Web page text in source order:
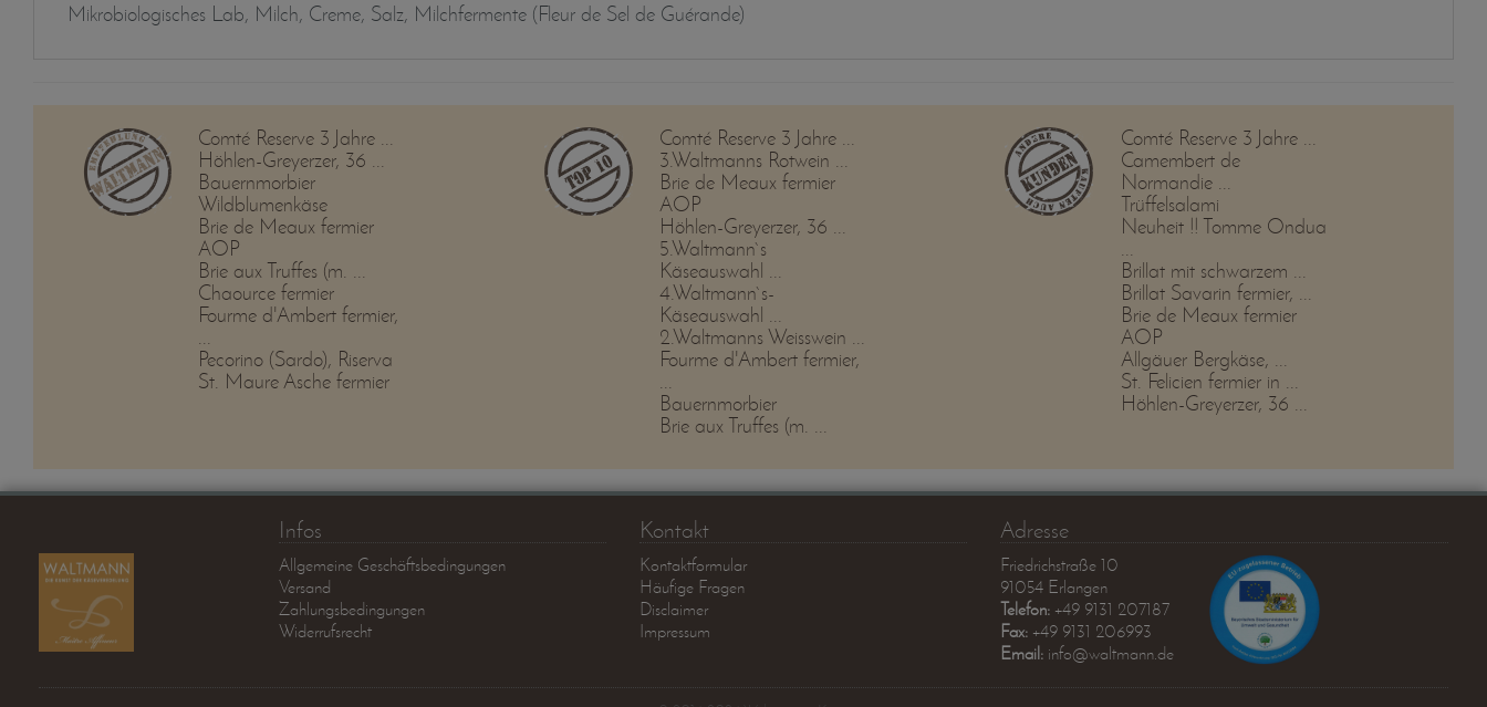
Mikrobiologisches Lab, Milch, Creme, Salz, Milchfermente (Fleur de Sel de Guérande)
Comté Reserve 3 Jahre ...
Höhlen-Greyerzer, 36 ...
Bauernmorbier
Wildblumenkäse
Brie de Meaux fermier
AOP
Brie aux Truffes (m. ...
Chaource fermier
Fourme d'Ambert fermier,
...
Pecorino (Sardo), Riserva
St. Maure Asche fermier
Comté Reserve 3 Jahre ...
3.Waltmanns Rotwein ...
Brie de Meaux fermier
AOP
Höhlen-Greyerzer, 36 ...
5.Waltmann`s
Käseauswahl ...
4.Waltmann`s-
Käseauswahl ...
2.Waltmanns Weisswein ...
Fourme d'Ambert fermier,
...
Bauernmorbier
Brie aux Truffes (m. ...
Comté Reserve 3 Jahre ...
Camembert de
Normandie ...
Trüffelsalami
Neuheit !! Tomme Ondua
...
Brillat mit schwarzem ...
Brillat Savarin fermier, ...
Brie de Meaux fermier
AOP
Allgäuer Bergkäse, ...
St. Felicien fermier in ...
Höhlen-Greyerzer, 36 ...
Infos
Allgemeine Geschäftsbedingungen
Versand
Zahlungsbedingungen
Widerrufsrecht
Kontakt
Kontaktformular
Häufige Fragen
Disclaimer
Impressum
Adresse
Friedrichstraße 10
91054 Erlangen
Telefon: +49 9131 207187
Fax: +49 9131 206993
Email: info@waltmann.de